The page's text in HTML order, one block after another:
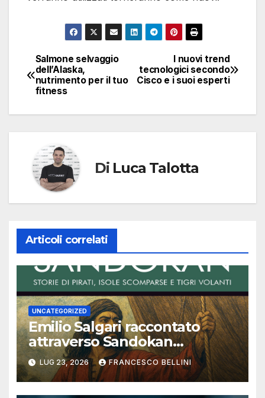
Navigazione
articoli
I nuovi trend
tecnologici secondo
Cisco e i suoi esperti
Salmone selvaggio
dell’Alaska,
nutrimento per il tuo
fitness
Di Luca Talotta
Articoli correlati
UNCATEGORIZED
Emilio Salgari raccontato
attraverso Sandokan
(seconda ed ultima parte)
LUG 23, 2026 FRANCESCO BELLINI